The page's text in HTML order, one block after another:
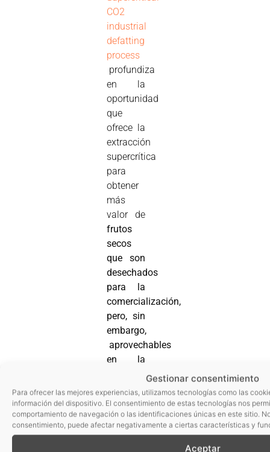
Gestionar consentimiento
Para ofrecer las mejores experiencias, utilizamos tecnologías como las
información del dispositivo. El consentimiento de estas tecnologías nos
comportamiento de navegación o las identificaciones únicas en este sitio.
consentimiento, puede afectar negativamente a ciertas características y
Aceptar
CO2
industrial
defatting
process
profundiza
en la
oportunidad
que
ofrece la
extracción
supercrítica
para
obtener
más
valor de
frutos
secos
que son
desechados
para la
comercialización,
pero, sin
embargo,
aprovechables
en la
obtención
de
extractos
naturales
y aceites